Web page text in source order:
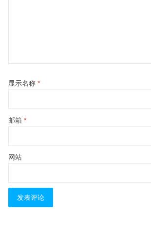
显示名称 *
邮箱 *
网站